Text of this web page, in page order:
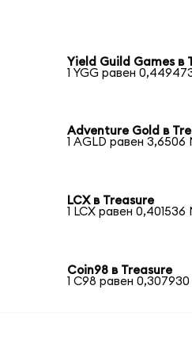
Yield Guild Games в
1 YGG равен
Adventure Gold в
1 AGLD равен 3,6506
LCX в Treasure
1 LCX равен 0,401536
Coin98 в Treasure
1 C98 равен